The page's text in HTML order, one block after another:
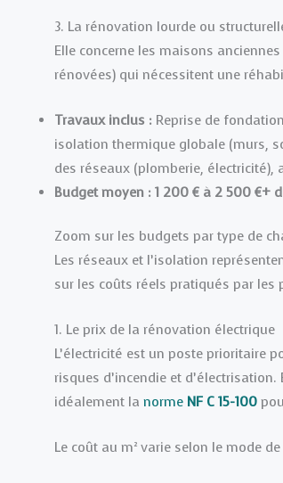
3. La rénovation lourde ou
Elle concerne les maisons
rénovées) qui nécessitent une
Travaux inclus : Reprise de
isolation thermique globale (murs,
des réseaux (plomberie, électricité),
Budget moyen : 1 200 € à 2 500 €+
Zoom sur les budgets par type de
Les réseaux et l’isolation
sur les coûts réels pratiqués par
1. Le prix de la rénovation électrique
L’électricité est un poste prioritaire
risques d’incendie et
idéalement la norme NF C 15-100
Le coût au m² varie selon le mode